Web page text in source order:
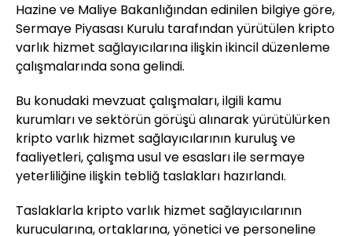
Hazine ve Maliye Bakanlığından edinilen bilgiye göre,
Sermaye Piyasası Kurulu tarafından yürütülen kripto
varlık hizmet sağlayıcılarına ilişkin ikincil düzenleme
çalışmalarında sona gelindi.
Bu konudaki mevzuat çalışmaları, ilgili kamu
kurumları ve sektörün görüşü alınarak yürütülürken
kripto varlık hizmet sağlayıcılarının kuruluş ve
faaliyetleri, çalışma usul ve esasları ile sermaye
yeterliliğine ilişkin tebliğ taslakları hazırlandı.
Taslaklarla kripto varlık hizmet sağlayıcılarının
kurucularına, ortaklarına, yönetici ve personeline